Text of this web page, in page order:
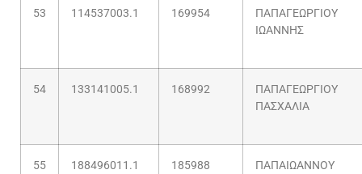
53 114537003.1 169954
ΠΑΠΑΓΕΩΡΓΙΟΥ
ΙΩΑΝΝΗΣ
54 133141005.1 168992
ΠΑΠΑΓΕΩΡΓΙΟΥ
ΠΑΣΧΑΛΙΑ
55 188496011.1 185988
ΠΑΠΑΙΩΑΝΝΟΥ